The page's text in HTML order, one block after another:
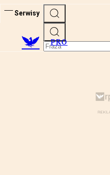
Serwisy
PRO